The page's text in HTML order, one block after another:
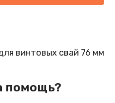
винтовых свай 76 мм
помощь?